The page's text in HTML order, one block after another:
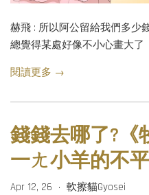
赫飛 : 所以阿公留給我們多少
總覺得某處好像不小心畫大了
閱讀更多 →
錢錢去哪了?《
一ㄤ小羊的不
Apr 12, 26 • 軟擦貓Gyosei